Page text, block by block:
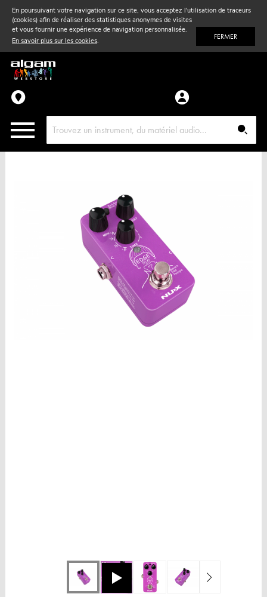
En poursuivant votre navigation sur ce site, vous acceptez l'utilisation de traceurs
(cookies) afin de réaliser des statistiques anonymes de visites
et vous fournir une expérience de navigation personnalisée.
En savoir plus sur les cookies. FERMER
Vent& Violon
Accessoires
Pièces détachées